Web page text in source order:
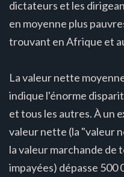
dictateurs et les
en moyenne plus
trouvant en Afrique et
La valeur nette
indique l'énorme
et tous les autres. À un
valeur nette (la "valeur
la valeur marchande de
impayées) dépasse 500